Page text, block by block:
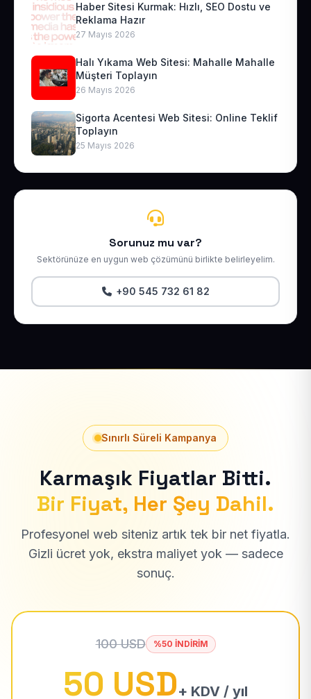
Haber Sitesi Kurmak: Hızlı, SEO Dostu ve
Reklama Hazır
27 Mayıs 2026
Halı Yıkama Web Sitesi: Mahalle Mahalle
Müşteri Toplayın
26 Mayıs 2026
Sigorta Acentesi Web Sitesi: Online Teklif
Toplayın
25 Mayıs 2026
Sorunuz mu var?
Sektörünüze en uygun web çözümünü birlikte belirleyelim.
+90 545 732 61 82
Sınırlı Süreli Kampanya
Karmaşık Fiyatlar Bitti.
Bir Fiyat, Her Şey Dahil.
Profesyonel web siteniz artık tek bir net fiyatla.
Gizli ücret yok, ekstra maliyet yok — sadece
sonuç.
100 USD %50 İNDİRİM
50 USD+ KDV / yıl